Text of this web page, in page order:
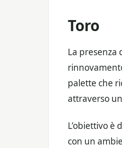
Toro
La presenza
palette che
attraverso
L’obiettivo è
con un